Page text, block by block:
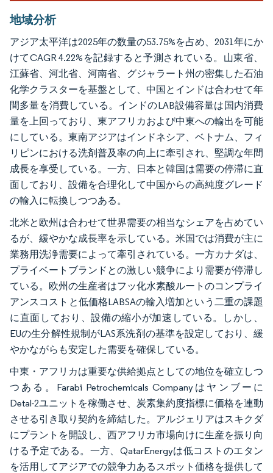
地域分析
アジア太平洋は2025年の数量の53.75%を占め、2031年にか
けてCAGR 4.22%を記録すると予測されている。山東省、
江蘇省、河北省、河南省、グジャラート州の密集した石油
化学クラスターを基盤として、中国とインドは合わせて年
間多量を消費している。インドのLAB設備容量は国内消費
量を上回っており、東アフリカおよび中東への輸出を可能
にしている。東南アジアはインドネシア、ベトナム、フィ
リピンにおける洗剤普及率の向上に牽引され、堅調な年間
成長を享受している。一方、日本と韓国は需要の停滞に直
面しており、設備を合理化して中国からの高純度グレード
の輸入に転換しつつある。
北米と欧州は合わせて世界需要の相当なシェアを占めてい
るが、緩やかな成長率を示している。米国では消費が主に
業務用洗浄需要によって牽引されている。一方カナダは、
プライベートブランドとの激しい競争により需要が停滞し
ている。欧州の生産者はフッ化水素酸ルートのコンプライ
アンスコストと低価格LABSAの輸入増加という二重の課題
に直面しており、設備の縮小が加速している。しかし、
EUの生分解性規制がLAS系洗剤の基準を設定しており、緩
やかながらも安定した需要を確保している。
中東・アフリカは重要な供給拠点としての地位を確立しつ
つある。Farabi Petrochemicals Companyはヤンブーに
Detal-2ユニットを稼働させ、炭素集約度指標に価格を連動
させる引き取り契約を締結した。アルジェリアはスキクダ
にプラントを開設し、西アフリカ市場向けに生産を振り向
ける予定である。一方、QatarEnergyは低コストのエタン
を活用してアジアでの競争力あるスポット価格を提供して